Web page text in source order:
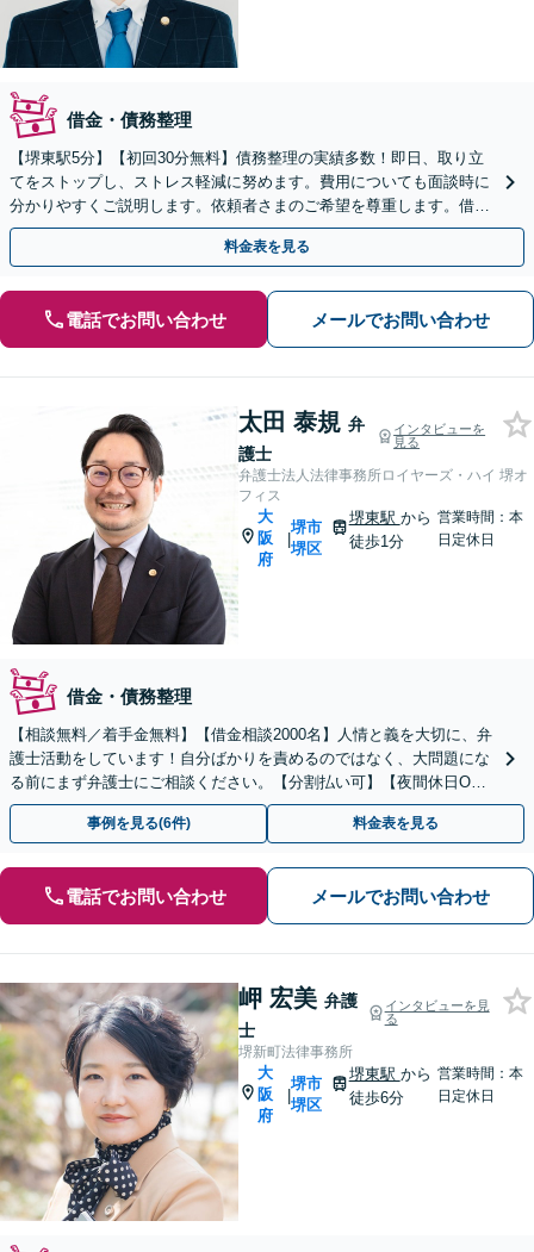
借金・債務整理
【堺東駅5分】【初回30分無料】債務整理の実績多数！即日、取り立
てをストップし、ストレス軽減に努めます。費用についても面談時に
分かりやすくご説明します。依頼者さまのご希望を尊重します。借金
問題はお早めにご相談ください【休日・夜間面談可】
料金表を見る
電話でお問い合わせ メールでお問い合わせ
太田 泰規 弁
護士
インタビューを
見る
弁護士法人法律事務所ロイヤーズ・ハイ 堺オ
フィス
大
阪
府
|
堺市
堺区
堺東駅 から
徒歩1分
営業時間：本
日定休日
借金・債務整理
【相談無料／着手金無料】【借金相談2000名】人情と義を大切に、弁
護士活動をしています！自分ばかりを責めるのではなく、大問題にな
る前にまず弁護士にご相談ください。【分割払い可】【夜間休日O
K】
事例を見る(6件) 料金表を見る
電話でお問い合わせ メールでお問い合わせ
岬 宏美 弁護
士
インタビューを見
る
堺新町法律事務所
大
阪
府
|
堺市
堺区
堺東駅 から
徒歩6分
営業時間：本
日定休日